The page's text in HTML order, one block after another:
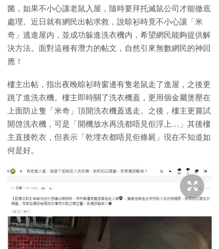
菌，如果不小心讓老鼠入屋，隨時要拜托滅鼠公司才能徹底
處理。近日就有網民出帖求救，說晾衫時竟不小心讓「米
奇」逃進屋内，並成功躲進洗衣機内，希望網民能夠提供解
決方法。面對這種有潛力的帖文，自然引來無數網民的神回
應！
樓主出帖，指出夜晚晾衫時窗邊有隻老鼠走了進屋，之後更
跳了進洗衣機。樓主即時關了洗衣機蓋，更用個金屬煲壓在
上面防止隻「米奇」頂開洗衣機蓋逃走。之後，樓主更嘗試
開啓洗衣機，可是「開機放水再洗都唔見佢浮上…」其後樓
主直接乾衣，但表示「乾埋衣都唔見佢條屍」現在不知道如
何是好。